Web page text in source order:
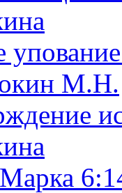
М.Н.
Марка